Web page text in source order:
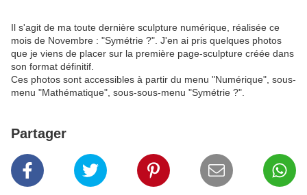
Il s'agit de ma toute dernière sculpture numérique, réalisée ce
mois de Novembre : "Symétrie ?". J'en ai pris quelques photos
que je viens de placer sur la première page-sculpture créée dans
son format définitif.
Ces photos sont accessibles à partir du menu "Numérique", sous-
menu "Mathématique", sous-sous-menu "Symétrie ?".
Partager